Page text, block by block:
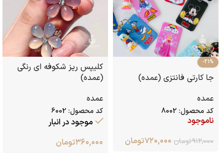
-21%
جا کارتی فانتزی (عمده)
عمده
کد محصول: 8002
ناموجود
۹۱۲,۰۰۰تومان ۷۲۰,۰۰۰تومان
کلیپس ریز شکوفه ای رنگی
(عمده)
عمده
کد محصول: 6002
موجود در انبار
۳۶۰,۰۰۰تومان